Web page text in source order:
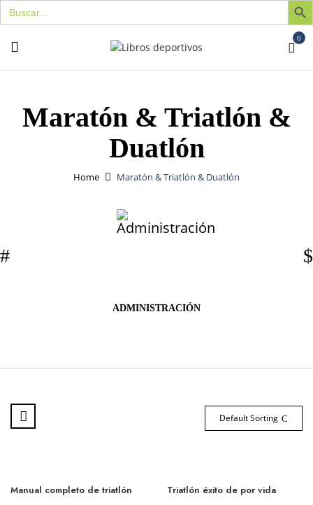
Buscar:
0
Maratón & Triatlón &
Duatlón
Home Maratón & Triatlón & Duatlón
ADMINISTRACIÓN
Default Sorting
Manual completo de triatlón Triatlón éxito de por vida